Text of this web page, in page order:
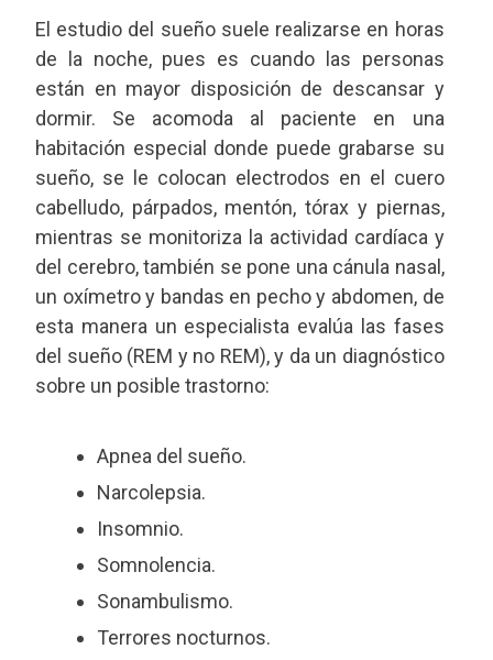
El estudio del sueño suele realizarse en horas
de la noche, pues es cuando las personas
están en mayor disposición de descansar y
dormir. Se acomoda al paciente en una
habitación especial donde puede grabarse su
sueño, se le colocan electrodos en el cuero
cabelludo, párpados, mentón, tórax y piernas,
mientras se monitoriza la actividad cardíaca y
del cerebro, también se pone una cánula nasal,
un oxímetro y bandas en pecho y abdomen, de
esta manera un especialista evalúa las fases
del sueño (REM y no REM), y da un diagnóstico
sobre un posible trastorno:
Apnea del sueño.
Narcolepsia.
Insomnio.
Somnolencia.
Sonambulismo.
Terrores nocturnos.